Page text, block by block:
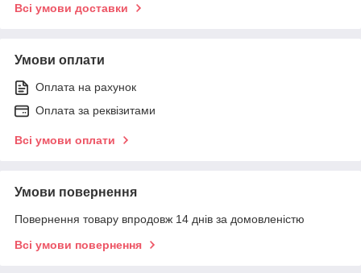
Всі умови доставки
Умови оплати
Оплата на рахунок
Оплата за реквізитами
Всі умови оплати
Умови повернення
Повернення товару впродовж 14 днів за домовленістю
Всі умови повернення